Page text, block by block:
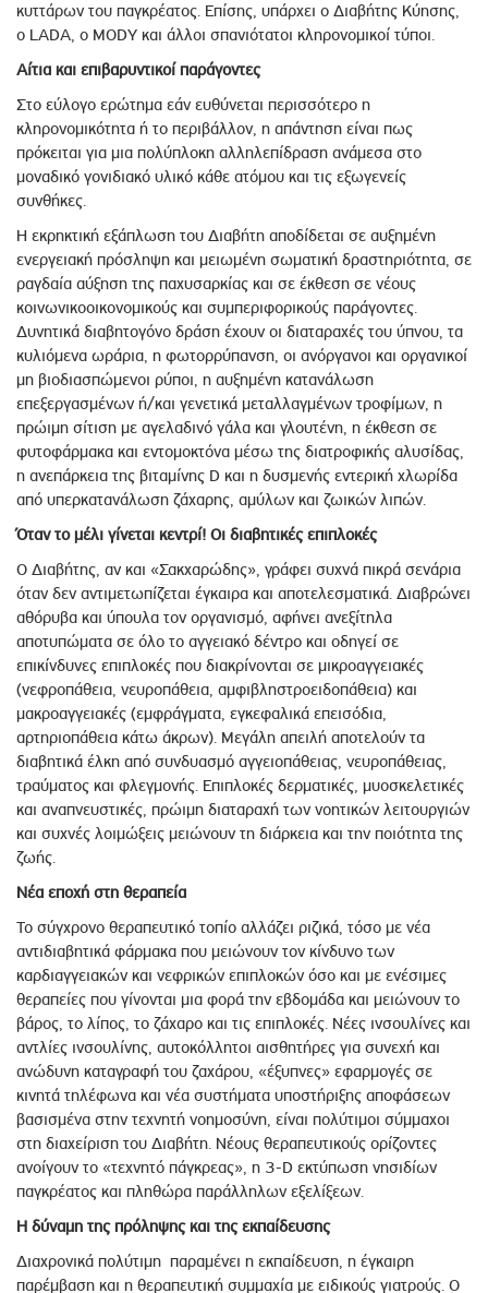
κυττάρων του παγκρέατος. Επίσης, υπάρχει ο Διαβήτης Κύησης,
ο LADA, o MΟDY και άλλοι σπανιότατοι κληρονομικοί τύποι.
Αίτια και επιβαρυντικοί παράγοντες
Στο εύλογο ερώτημα εάν ευθύνεται περισσότερο η
κληρονομικότητα ή το περιβάλλον, η απάντηση είναι πως
πρόκειται για μια πολύπλοκη αλληλεπίδραση ανάμεσα στο
μοναδικό γονιδιακό υλικό κάθε ατόμου και τις εξωγενείς
συνθήκες.
Η εκρηκτική εξάπλωση του Διαβήτη αποδίδεται σε αυξημένη
ενεργειακή πρόσληψη και μειωμένη σωματική δραστηριότητα, σε
ραγδαία αύξηση της παχυσαρκίας και σε έκθεση σε νέους
κοινωνικοοικονομικούς και συμπεριφορικούς παράγοντες.
Δυνητικά διαβητογόνο δράση έχουν οι διαταραχές του ύπνου, τα
κυλιόμενα ωράρια, η φωτορρύπανση, οι ανόργανοι και οργανικοί
μη βιοδιασπώμενοι ρύποι, η αυξημένη κατανάλωση
επεξεργασμένων ή/και γενετικά μεταλλαγμένων τροφίμων, η
πρώιμη σίτιση με αγελαδινό γάλα και γλουτένη, η έκθεση σε
φυτοφάρμακα και εντομοκτόνα μέσω της διατροφικής αλυσίδας,
η ανεπάρκεια της βιταμίνης D και η δυσμενής εντερική χλωρίδα
από υπερκατανάλωση ζάχαρης, αμύλων και ζωικών λιπών.
Όταν το μέλι γίνεται κεντρί! Οι διαβητικές επιπλοκές
Ο Διαβήτης, αν και «Σακχαρώδης», γράφει συχνά πικρά σενάρια
όταν δεν αντιμετωπίζεται έγκαιρα και αποτελεσματικά. Διαβρώνει
αθόρυβα και ύπουλα τον οργανισμό, αφήνει ανεξίτηλα
αποτυπώματα σε όλο το αγγειακό δέντρο και οδηγεί σε
επικίνδυνες επιπλοκές που διακρίνονται σε μικροαγγειακές
(νεφροπάθεια, νευροπάθεια, αμφιβληστροειδοπάθεια) και
μακροαγγειακές (εμφράγματα, εγκεφαλικά επεισόδια,
αρτηριοπάθεια κάτω άκρων). Μεγάλη απειλή αποτελούν τα
διαβητικά έλκη από συνδυασμό αγγειοπάθειας, νευροπάθειας,
τραύματος και φλεγμονής. Επιπλοκές δερματικές, μυοσκελετικές
και αναπνευστικές, πρώιμη διαταραχή των νοητικών λειτουργιών
και συχνές λοιμώξεις μειώνουν τη διάρκεια και την ποιότητα της
ζωής.
Νέα εποχή στη θεραπεία
Το σύγχρονο θεραπευτικό τοπίο αλλάζει ριζικά, τόσο με νέα
αντιδιαβητικά φάρμακα που μειώνουν τον κίνδυνο των
καρδιαγγειακών και νεφρικών επιπλοκών όσο και με ενέσιμες
θεραπείες που γίνονται μια φορά την εβδομάδα και μειώνουν το
βάρος, το λίπος, το ζάχαρο και τις επιπλοκές. Νέες ινσουλίνες και
αντλίες ινσουλίνης, αυτοκόλλητοι αισθητήρες για συνεχή και
ανώδυνη καταγραφή του ζαχάρου, «έξυπνες» εφαρμογές σε
κινητά τηλέφωνα και νέα συστήματα υποστήριξης αποφάσεων
βασισμένα στην τεχνητή νοημοσύνη, είναι πολύτιμοι σύμμαχοι
στη διαχείριση του Διαβήτη. Νέους θεραπευτικούς ορίζοντες
ανοίγουν το «τεχνητό πάγκρεας», η 3-D εκτύπωση νησιδίων
παγκρέατος και πληθώρα παράλληλων εξελίξεων.
Η δύναμη της πρόληψης και της εκπαίδευσης
Διαχρονικά πολύτιμη παραμένει η εκπαίδευση, η έγκαιρη
παρέμβαση και η θεραπευτική συμμαχία με ειδικούς γιατρούς. Ο